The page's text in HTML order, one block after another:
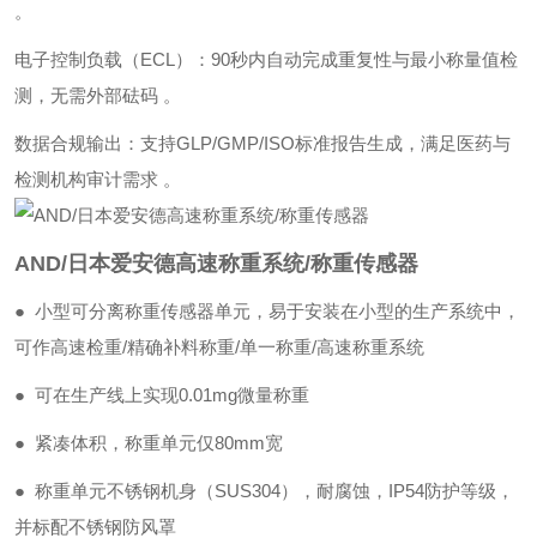
。
‌电子控制负载（ECL）‌：90秒内自动完成重复性与最小称量值检
测，无需外部砝码 。
‌数据合规输出‌：支持GLP/GMP/ISO标准报告生成，满足医药与
检测机构审计需求 。
AND/日本爱安德高速称重系统/称重传感器
● 小型可分离称重传感器单元，易于安装在小型的生产系统中，
可作高速检重/精确补料称重/单一称重/高速称重系统
● 可在生产线上实现0.01mg微量称重
● 紧凑体积，称重单元仅80mm宽
● 称重单元不锈钢机身（SUS304），耐腐蚀，IP54防护等级，
并标配不锈钢防风罩